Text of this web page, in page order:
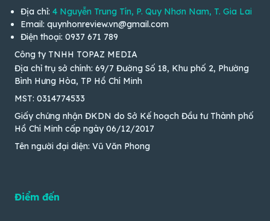
Địa chỉ: 4 Nguyễn Trung Tín, P. Quy Nhơn Nam, T. Gia Lai
Email: quynhonreview.vn@gmail.com
Điện thoại: 0937 671 789
Công ty TNHH TOPAZ MEDIA
Địa chỉ trụ sở chính: 69/7 Đường Số 18, Khu phố 2, Phường
Bình Hưng Hòa, TP Hồ Chí Minh
MST: 0314774533
Giấy chứng nhận ĐKDN do Sở Kế hoạch Đầu tư Thành phố
Hồ Chí Minh cấp ngày 06/12/2017
Tên người đại diện: Vũ Văn Phong
Điểm đến